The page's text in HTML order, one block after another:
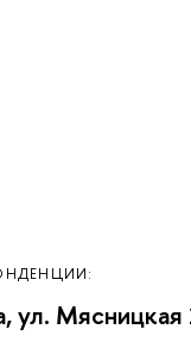
ул. Мясницкая